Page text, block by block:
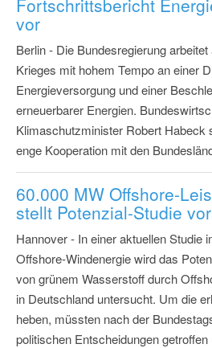
vor
Berlin - Die Bundesregierung
Krieges mit hohem Tempo an einer
Energieversorgung und einer
erneuerbarer Energien.
Klimaschutzminister Robert Habeck
enge Kooperation mit den
60.000 MW Offshore-
stellt Potenzial-Studie vor
Hannover - In einer aktuellen Studie
Offshore-Windenergie wird das
von grünem Wasserstoff durch
in Deutschland untersucht. Um die
heben, müssten nach der
politischen Entscheidungen